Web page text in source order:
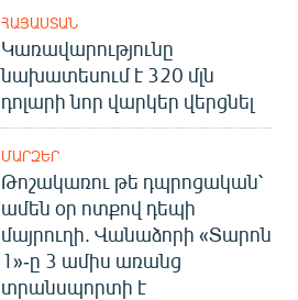
ՀԱՅԱՍՏԱՆ
Կառավարությունը
նախատեսում է 320 մլն
դոլարի նոր վարկեր վերցնել
ՄԱՐԶԵՐ
Թոշակառու թե դպրոցական՝
ամեն օր ոտքով դեպի
մայրուղի. Վանաձորի «Տարոն
1»-ը 3 ամիս առանց
տրանսպորտի է